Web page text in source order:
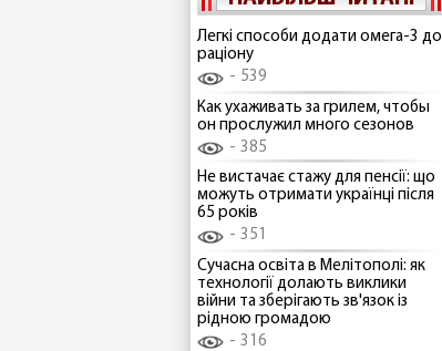
Легкі способи додати омега-3 до
раціону
539
Как ухаживать за грилем, чтобы
он прослужил много сезонов
385
Не вистачає стажу для пенсії: що
можуть отримати українці після
65 років
351
Сучасна освіта в Мелітополі: як
технології долають виклики
війни та зберігають зв'язок із
рідною громадою
316